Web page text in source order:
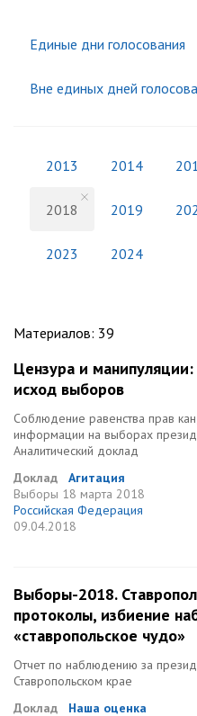
Единые дни голосования
Вне единых дней
2013 2014
2018 2019
2023 2024
Материалов: 39
Цензура и
исход выборов
Соблюдение равенства прав
информации на выборах
Аналитический доклад
Доклад
Агитация
Выборы 18 марта 2018
Российская Федерация
09.04.2018
Выборы-2018.
протоколы, избиение
«ставропольское чудо»
Отчет по наблюдению за
Ставропольском крае
Доклад
Наша оценка